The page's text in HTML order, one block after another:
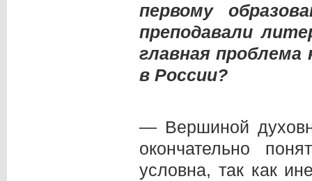
первому
преподавали
главная проблема
в России?
— Вершиной
окончательно
условна, так как